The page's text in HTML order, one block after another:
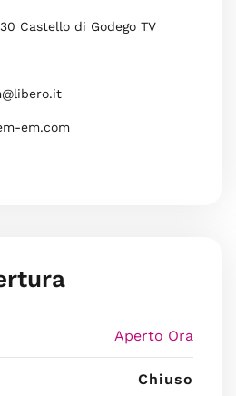
Castello di Godego TV
em.com
Aperto Ora
Chiuso